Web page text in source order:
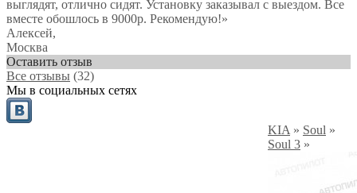
выглядят, отлично сидят. Установку заказывал с выездом. Все
вместе обошлось в 9000р. Рекомендую!»
Алексей,
Москва
Оставить отзыв
Все отзывы (32)
Мы в социальных сетях
KIA » Soul »
Soul 3 »